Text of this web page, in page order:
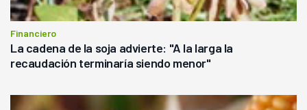
Financiero
La cadena de la soja advierte: "A la larga la
recaudación terminaría siendo menor"